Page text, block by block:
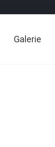
Galerie